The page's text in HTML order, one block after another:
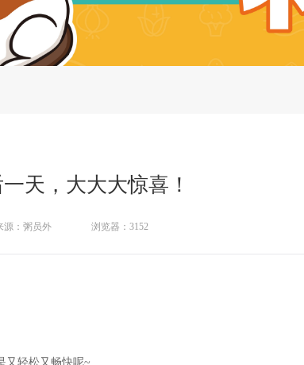
天，大大大惊喜！
源：粥员外 浏览器：3152
又轻松又畅快呢~